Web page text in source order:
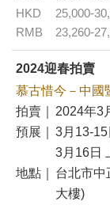
HKD
25,000-
RMB
23,260-
2024迎春拍賣
慕古惜今－中國
拍賣｜
2024年3
預展｜
3月13-
3月16日
地點｜
台北市中
大樓)